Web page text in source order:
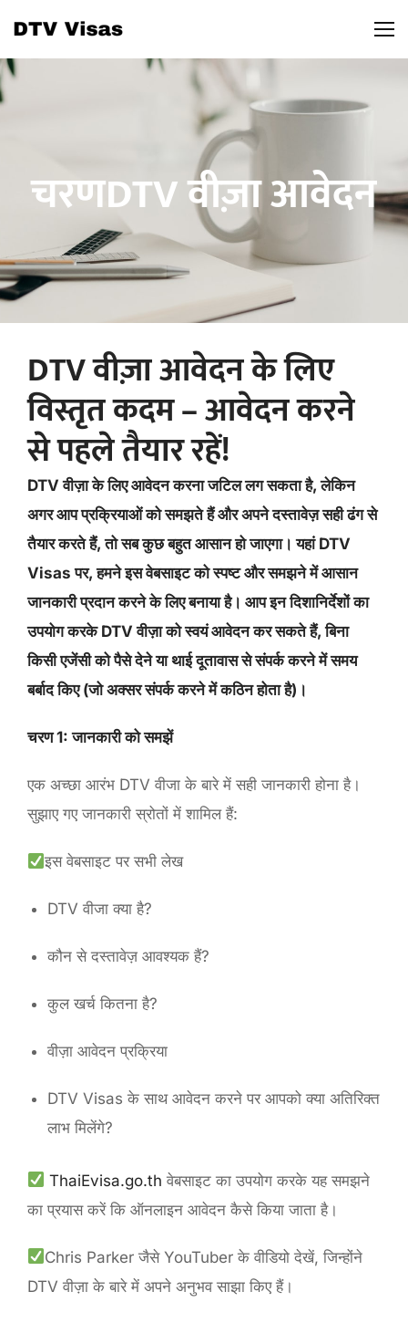
चरणDTV वीज़ा आवेदन
DTV वीज़ा आवेदन के लिए
विस्तृत कदम – आवेदन करने
से पहले तैयार रहें!
DTV वीज़ा के लिए आवेदन करना जटिल लग सकता है, लेकिन
अगर आप प्रक्रियाओं को समझते हैं और अपने दस्तावेज़ सही ढंग से
तैयार करते हैं, तो सब कुछ बहुत आसान हो जाएगा। यहां DTV
Visas पर, हमने इस वेबसाइट को स्पष्ट और समझने में आसान
जानकारी प्रदान करने के लिए बनाया है। आप इन दिशानिर्देशों का
उपयोग करके DTV वीज़ा को स्वयं आवेदन कर सकते हैं, बिना
किसी एजेंसी को पैसे देने या थाई दूतावास से संपर्क करने में समय
बर्बाद किए (जो अक्सर संपर्क करने में कठिन होता है)।
चरण 1: जानकारी को समझें
एक अच्छा आरंभ DTV वीजा के बारे में सही जानकारी होना है।
सुझाए गए जानकारी स्रोतों में शामिल हैं:
इस वेबसाइट पर सभी लेख
DTV वीजा क्या है?
कौन से दस्तावेज़ आवश्यक हैं?
कुल खर्च कितना है?
वीज़ा आवेदन प्रक्रिया
DTV Visas के साथ आवेदन करने पर आपको क्या अतिरिक्त
लाभ मिलेंगे?
ThaiEvisa.go.th वेबसाइट का उपयोग करके यह समझने
का प्रयास करें कि ऑनलाइन आवेदन कैसे किया जाता है।
Chris Parker जैसे YouTuber के वीडियो देखें, जिन्होंने
DTV वीज़ा के बारे में अपने अनुभव साझा किए हैं।